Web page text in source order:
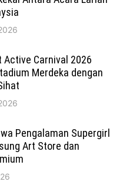
Active Carnival 2026
Merdeka dengan
Pengalaman Supergirl
Art Store dan